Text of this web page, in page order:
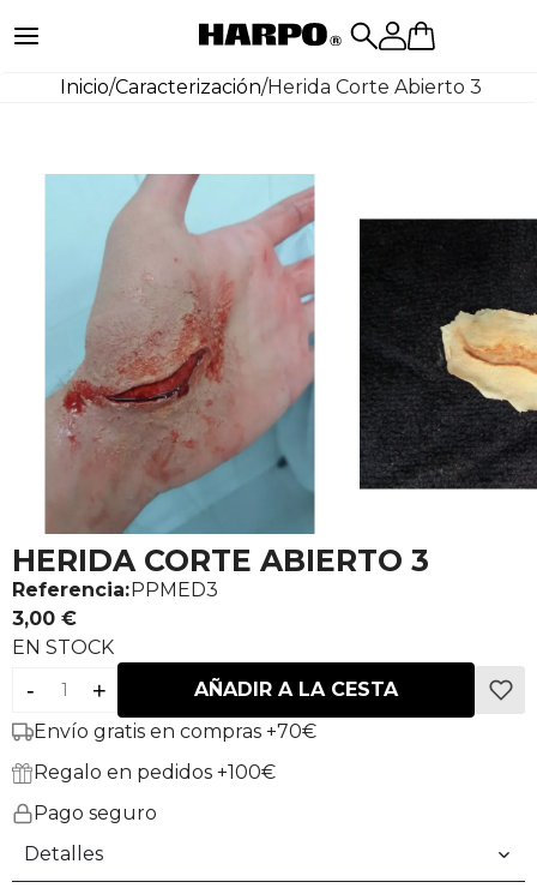
Inicio/Caracterización/Herida Corte Abierto 3
HERIDA CORTE ABIERTO 3
Referencia:PPMED3
3,00 €
EN STOCK
- +
AÑADIR A LA CESTA
Envío gratis en compras +70€
Regalo en pedidos +100€
Pago seguro
Detalles